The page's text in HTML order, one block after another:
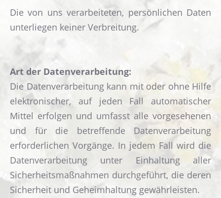
Die von uns verarbeiteten, persönlichen Daten
unterliegen keiner Verbreitung.
Art der Datenverarbeitung:
Die Datenverarbeitung kann mit oder ohne Hilfe
elektronischer, auf jeden Fall automatischer
Mittel erfolgen und umfasst alle vorgesehenen
und für die betreffende Datenverarbeitung
erforderlichen Vorgänge. In jedem Fall wird die
Datenverarbeitung unter Einhaltung aller
Sicherheitsmaßnahmen durchgeführt, die deren
Sicherheit und Geheimhaltung gewährleisten.